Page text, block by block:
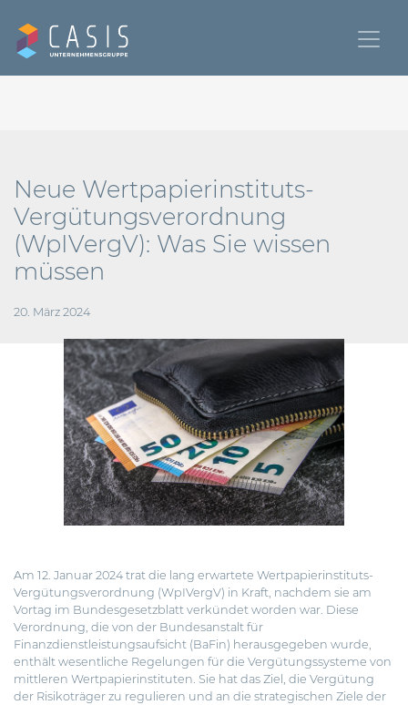
Neue Wertpapierinstituts-
Vergütungsverordnung
(WpIVergV): Was Sie wissen
müssen
20. März 2024
Am 12. Januar 2024 trat die lang erwartete Wertpapierinstituts-
Vergütungsverordnung (WpIVergV) in Kraft, nachdem sie am
Vortag im Bundesgesetzblatt verkündet worden war. Diese
Verordnung, die von der Bundesanstalt für
Finanzdienstleistungsaufsicht (BaFin) herausgegeben wurde,
enthält wesentliche Regelungen für die Vergütungssysteme von
mittleren Wertpapierinstituten. Sie hat das Ziel, die Vergütung
der Risikoträger zu regulieren und an die strategischen Ziele der